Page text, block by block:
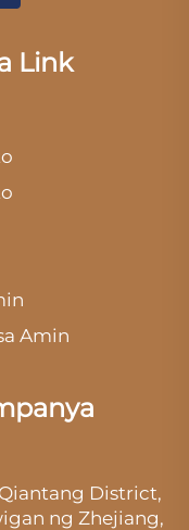
Link
Amin
District,
ng Zhejiang,